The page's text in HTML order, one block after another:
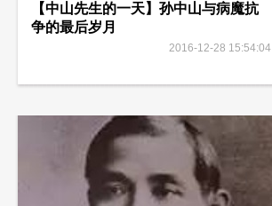
【中山先生的一天】孙中山与病魔抗
争的最后岁月
2016-12-28 15:54:04